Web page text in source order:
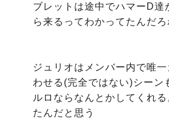
ブレットは途中でハマーD達
ら来るってわかってたんだろ
ジュリオはメンバー内で唯
わせる(完全ではない)シーン
ルロならなんとかしてくれ
たんだと思う